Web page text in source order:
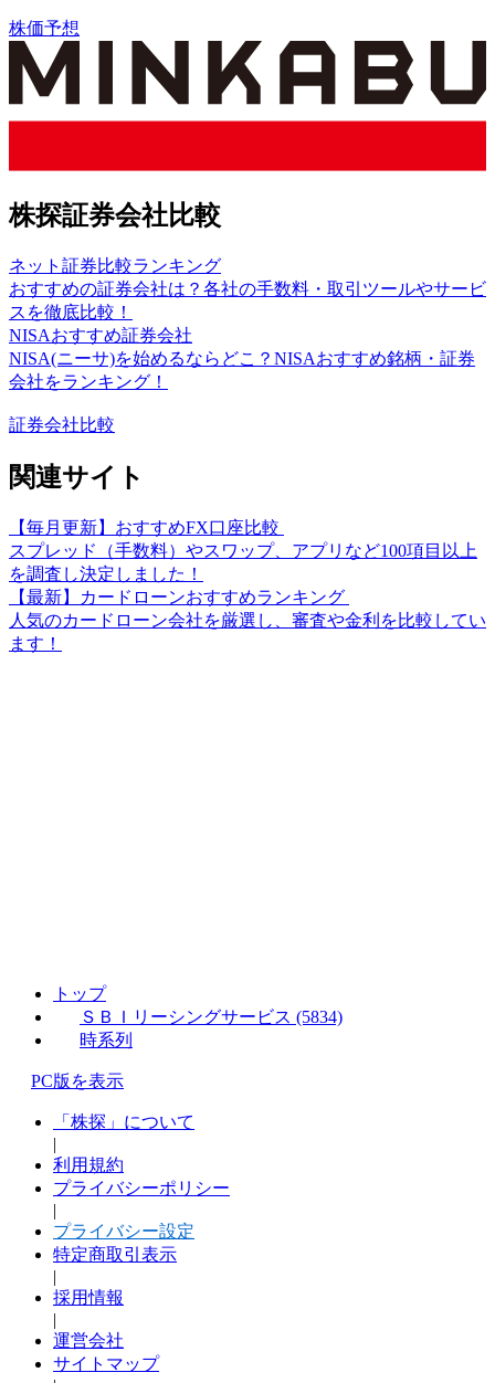
株価予想
株探証券会社比較
ネット証券比較ランキング
おすすめの証券会社は？各社の手数料・取引ツールやサービ
スを徹底比較！
NISAおすすめ証券会社
NISA(ニーサ)を始めるならどこ？NISAおすすめ銘柄・証券
会社をランキング！
証券会社比較
関連サイト
【毎月更新】おすすめFX口座比較
スプレッド（手数料）やスワップ、アプリなど100項目以上
を調査し決定しました！
【最新】カードローンおすすめランキング
人気のカードローン会社を厳選し、審査や金利を比較してい
ます！
トップ
ＳＢＩリーシングサービス (5834)
時系列
PC版を表示
「株探」について
|
利用規約
プライバシーポリシー
|
プライバシー設定
特定商取引表示
|
採用情報
|
運営会社
サイトマップ